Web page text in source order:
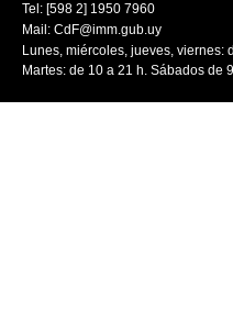
Tel: [598 2] 1950 7960
Mail: CdF@imm.gub.uy
Lunes, miércoles, jueves, viernes:
Martes: de 10 a 21 h. Sábados de